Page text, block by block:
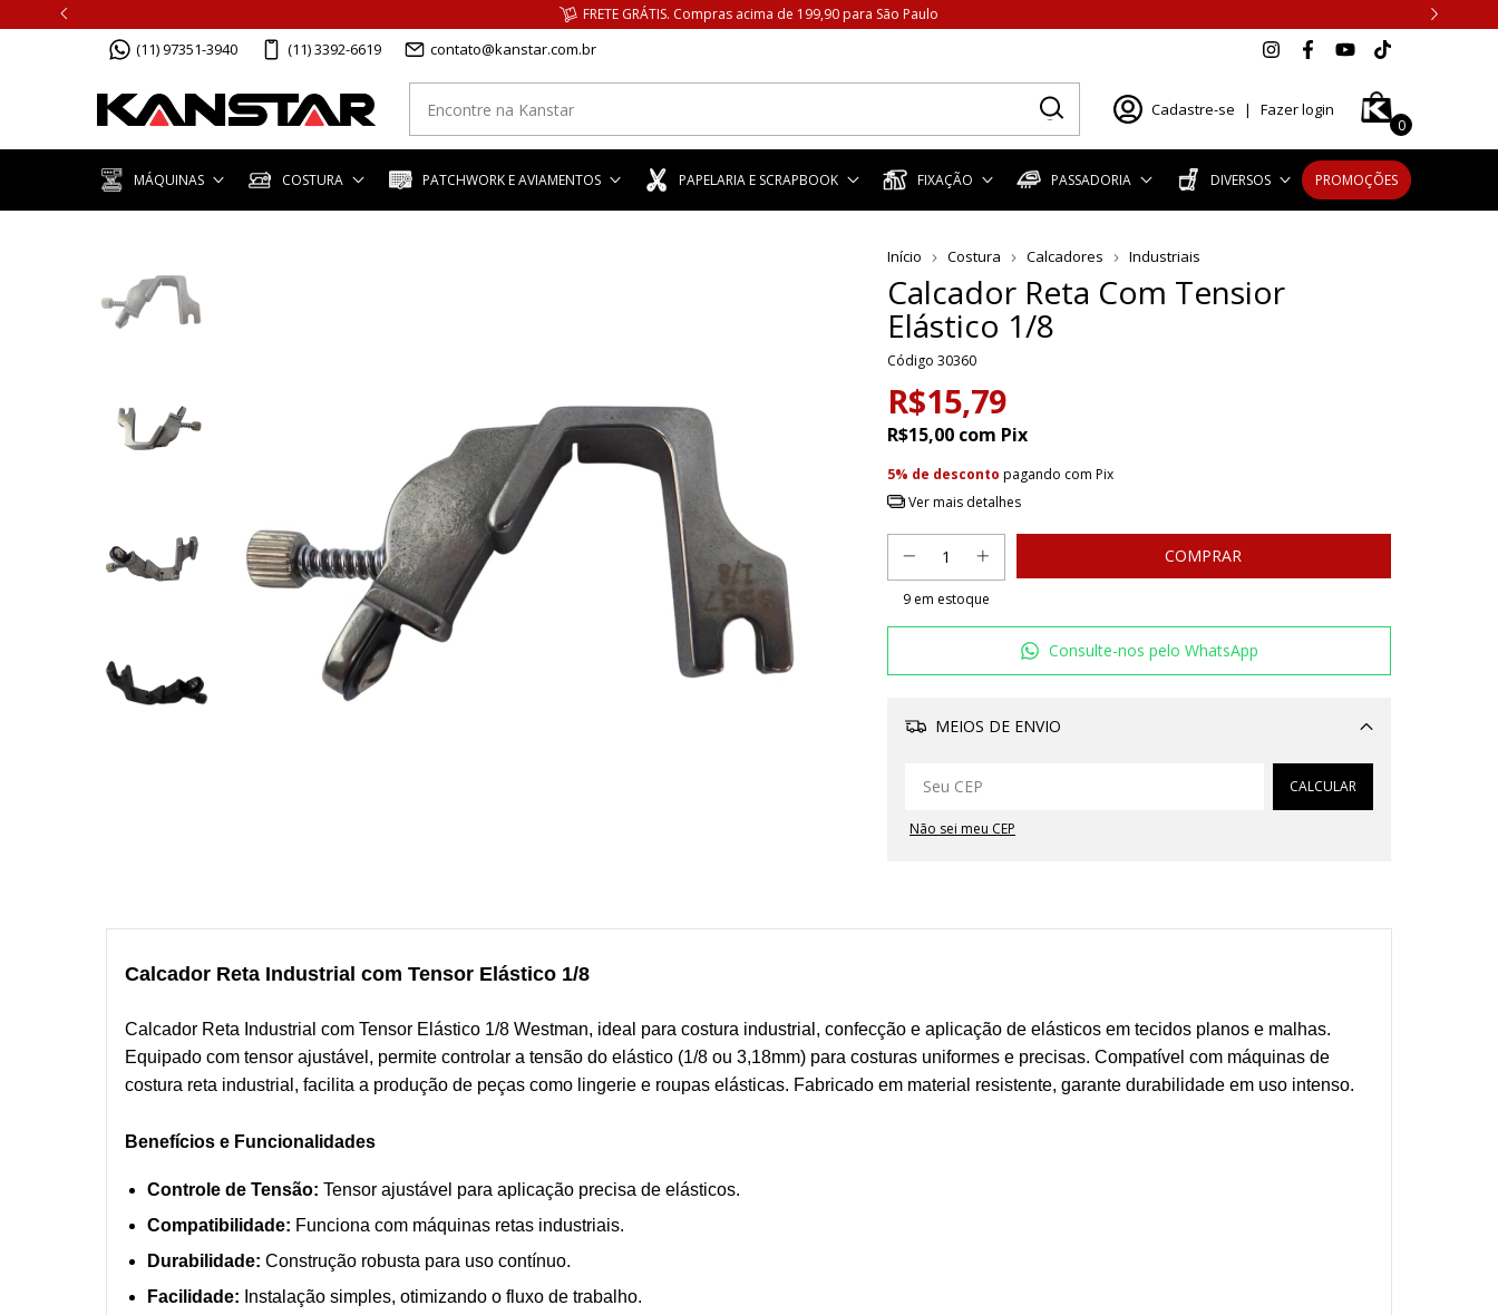
FRETE GRÁTIS. Compras acima de 199,90 para São Paulo
(11) 97351-3940 (11) 3392-6619 contato@kanstar.com.br
Cadastre-se | Fazer login
0
MÁQUINAS COSTURA PATCHWORK E AVIAMENTOS PAPELARIA E SCRAPBOOK FIXAÇÃO PASSADORIA DIVERSOS PROMOÇÕES
Início Costura Calcadores Industriais
Calcador Reta Com Tensior
Elástico 1/8
Código 30360
R$15,79
R$15,00 com Pix
5% de desconto pagando com Pix
Ver mais detalhes
9em estoque
Consulte-nos pelo WhatsApp
MEIOS DE ENVIO
Alterar CEP
CALCULAR
Não sei meu CEP
Calcador Reta Industrial com Tensor Elástico 1/8
Calcador Reta Industrial com Tensor Elástico 1/8 Westman, ideal para costura industrial, confecção e aplicação de elásticos em tecidos planos e malhas.
Equipado com tensor ajustável, permite controlar a tensão do elástico (1/8 ou 3,18mm) para costuras uniformes e precisas. Compatível com máquinas de
costura reta industrial, facilita a produção de peças como lingerie e roupas elásticas. Fabricado em material resistente, garante durabilidade em uso intenso.
Benefícios e Funcionalidades
Controle de Tensão: Tensor ajustável para aplicação precisa de elásticos.
Compatibilidade: Funciona com máquinas retas industriais.
Durabilidade: Construção robusta para uso contínuo.
Facilidade: Instalação simples, otimizando o fluxo de trabalho.